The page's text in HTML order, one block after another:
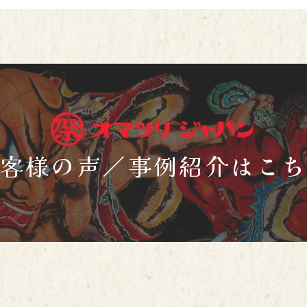
様の声／事例紹介はこ